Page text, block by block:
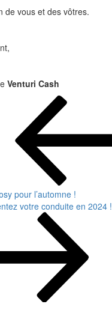
de vous et des vôtres.
Venturi Cash
pour l’automne !
votre conduite en 2024 !